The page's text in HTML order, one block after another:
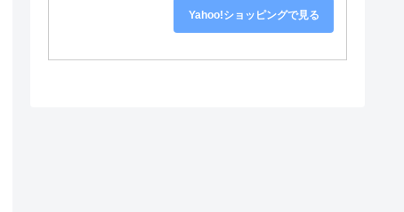
Yahoo!ショッピングで見る